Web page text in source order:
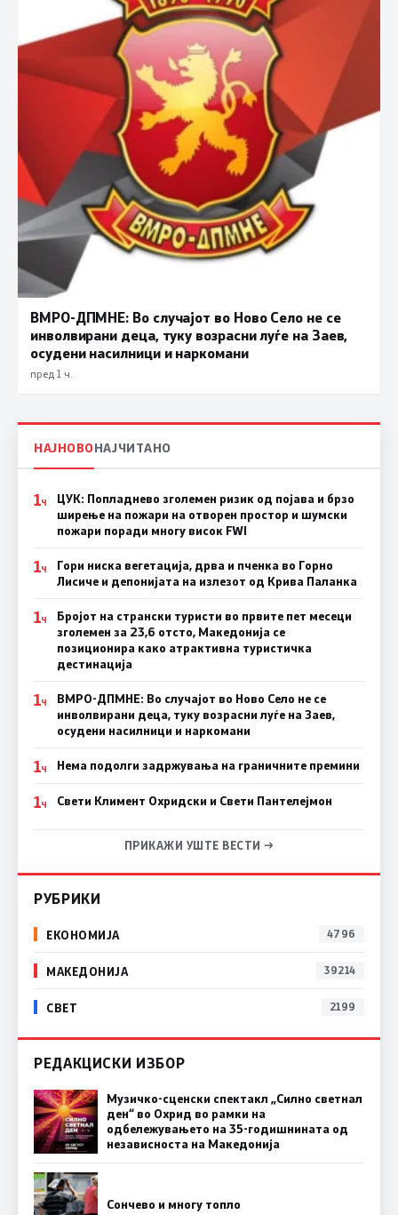
ВМРО-ДПМНЕ: Во случајот во Ново Село не се
инволвирани деца, туку возрасни луѓе на Заев,
осудени насилници и наркомани
пред 1 ч.
НАЈНОВОНАЈЧИТАНО
1Ч
ЦУК: Попладнево зголемен ризик од појава и брзо
ширење на пожари на отворен простор и шумски
пожари поради многу висок FWI
1Ч
Гори ниска вегетација, дрва и пченка во Горно
Лисиче и депонијата на излезот од Крива Паланка
1Ч
Бројот на странски туристи во првите пет месеци
зголемен за 23,6 отсто, Македонија се
позиционира како атрактивна туристичка
дестинација
1Ч
ВМРО-ДПМНЕ: Во случајот во Ново Село не се
инволвирани деца, туку возрасни луѓе на Заев,
осудени насилници и наркомани
1Ч Нема подолги задржувања на граничните премини
1Ч Свети Климент Охридски и Свети Пантелејмон
ПРИКАЖИ УШТЕ ВЕСТИ →
РУБРИКИ
ЕКОНОМИЈА 4796
МАКЕДОНИЈА 39214
СВЕТ 2199
РЕДАКЦИСКИ ИЗБОР
Музичко-сценски спектакл „Силно светнал
ден“ во Охрид во рамки на
одбележувањето на 35-годишнината од
независноста на Македонија
Сончево и многу топло